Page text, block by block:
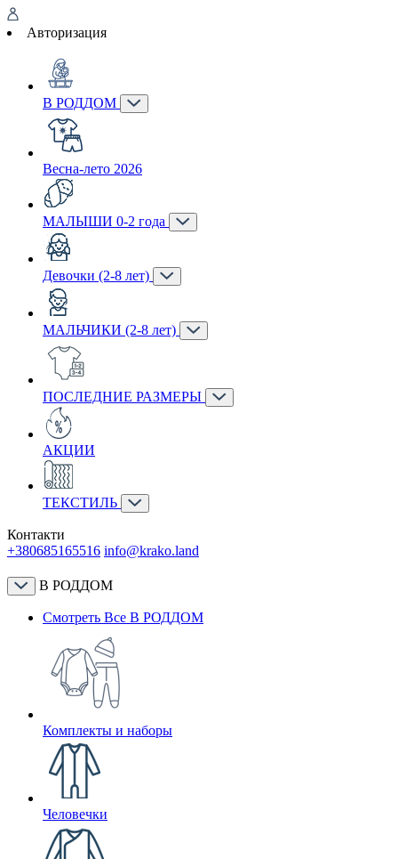
Авторизация
В РОДДОМ
Весна-лето 2026
МАЛЫШИ 0-2 года
Девочки (2-8 лет)
МАЛЬЧИКИ (2-8 лет)
ПОСЛЕДНИЕ РАЗМЕРЫ
АКЦИИ
ТЕКСТИЛЬ
Контакти
+380685165516 info@krako.land
В РОДДОМ
Смотреть Все В РОДДОМ
Комплекты и наборы
Человечки